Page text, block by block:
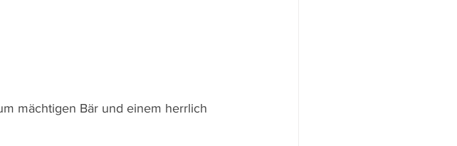
mächtigen Bär und einem herrlich